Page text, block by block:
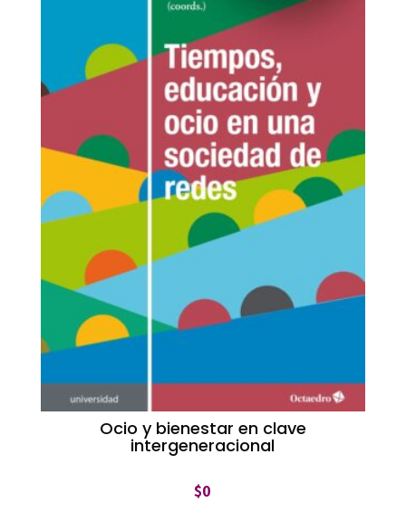
Ocio y bienestar en clave
intergeneracional
$0